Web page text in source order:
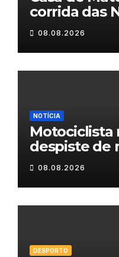
corrida das
Maravilhas
08.08.2026
NOTÍCIA
Motociclista
despiste de
08.08.2026
DESPORTO